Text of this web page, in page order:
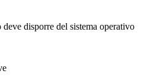
disporre del sistema operativo